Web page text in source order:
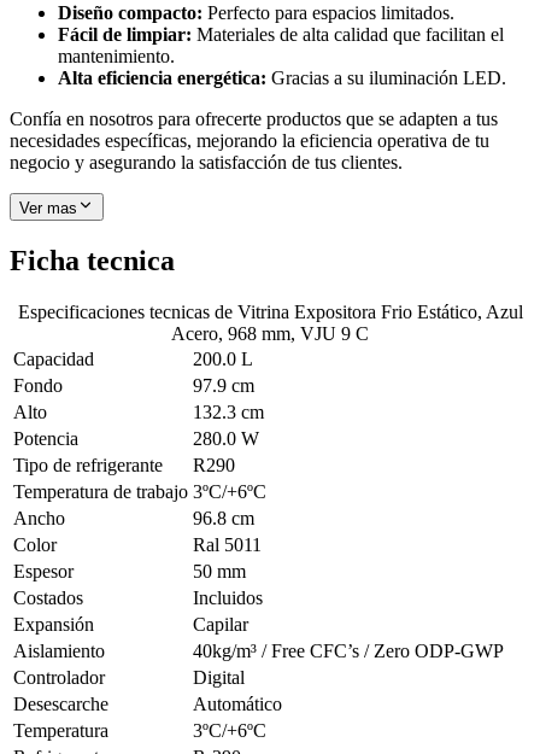
Diseño compacto: Perfecto para espacios limitados.
Fácil de limpiar: Materiales de alta calidad que facilitan el
mantenimiento.
Alta eficiencia energética: Gracias a su iluminación LED.
Confía en nosotros para ofrecerte productos que se adapten a tus
necesidades específicas, mejorando la eficiencia operativa de tu
negocio y asegurando la satisfacción de tus clientes.
Ver mas
Ficha tecnica
Especificaciones tecnicas de Vitrina Expositora Frio Estático, Azul
Acero, 968 mm, VJU 9 C
Capacidad
200.0 L
Fondo
97.9 cm
Alto
132.3 cm
Potencia
280.0 W
Tipo de refrigerante
R290
Temperatura de trabajo 3ºC/+6ºC
Ancho
96.8 cm
Color
Ral 5011
Espesor
50 mm
Costados
Incluidos
Expansión
Capilar
Aislamiento
40kg/m³ / Free CFC’s / Zero ODP-GWP
Controlador
Digital
Desescarche
Automático
Temperatura
3ºC/+6ºC